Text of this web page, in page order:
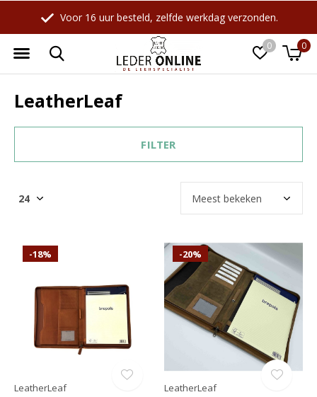
0 0
Voor 16 uur besteld, zelfde werkdag verzonden.
LeatherLeaf
FILTER
-18%
LeatherLeaf
-20%
LeatherLeaf